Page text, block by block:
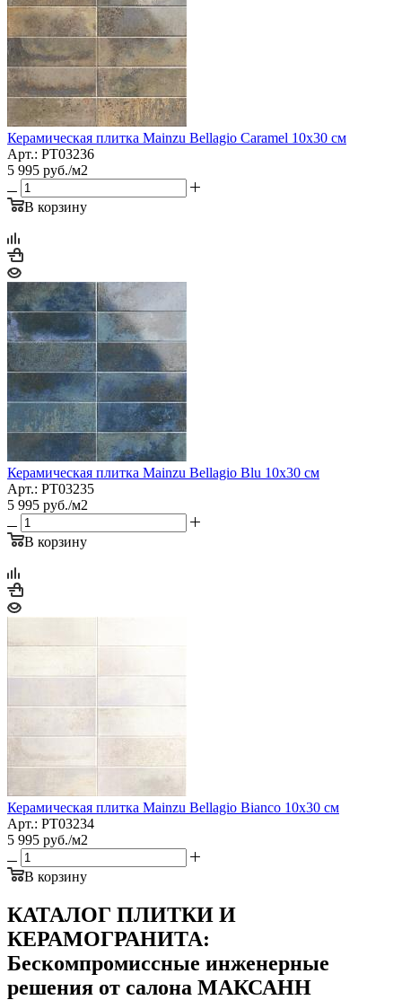
Керамическая плитка Mainzu Bellagio Caramel 10x30 см
Арт.: PT03236
5 995 руб./м2
В корзину
Керамическая плитка Mainzu Bellagio Blu 10x30 см
Арт.: PT03235
5 995 руб./м2
В корзину
Керамическая плитка Mainzu Bellagio Bianco 10x30 см
Арт.: PT03234
5 995 руб./м2
В корзину
КАТАЛОГ ПЛИТКИ И
КЕРАМОГРАНИТА:
Бескомпромиссные инженерные
решения от салона МАКСАНН